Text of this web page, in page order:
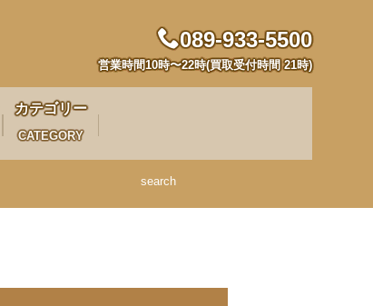
089-933-5500
営業時間10時〜22時(買取受付時間 21時)
カテゴリー
CATEGORY
search